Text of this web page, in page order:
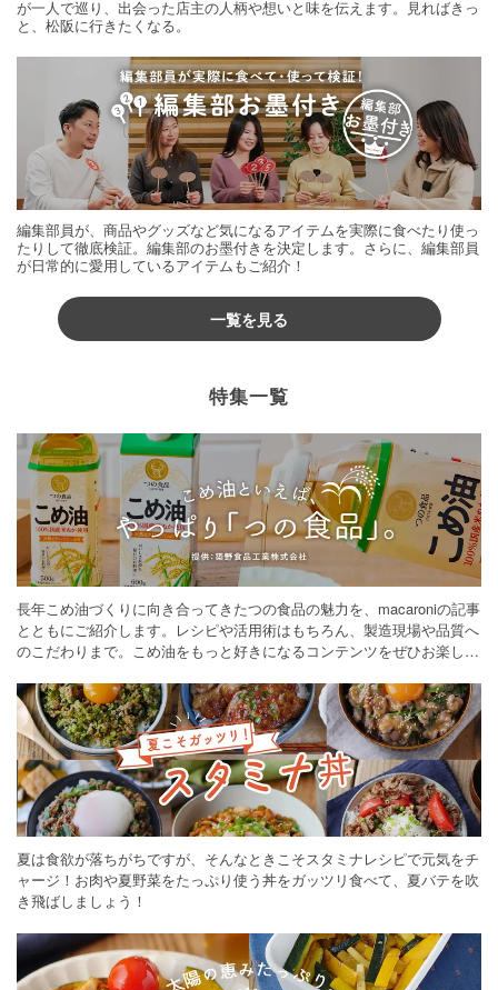
が一人で巡り、出会った店主の人柄や想いと味を伝えます。見ればきっ
と、松阪に行きたくなる。
編集部員が、商品やグッズなど気になるアイテムを実際に食べたり使っ
たりして徹底検証。編集部のお墨付きを決定します。さらに、編集部員
が日常的に愛用しているアイテムもご紹介！
一覧を見る
特集一覧
長年こめ油づくりに向き合ってきたつの食品の魅力を、macaroniの記事
とともにご紹介します。レシピや活用術はもちろん、製造現場や品質へ
のこだわりまで。こめ油をもっと好きになるコンテンツをぜひお楽しみ
夏は食欲が落ちがちですが、そんなときこそスタミナレシピで元気をチ
ャージ！お肉や夏野菜をたっぷり使う丼をガッツリ食べて、夏バテを吹
き飛ばしましょう！